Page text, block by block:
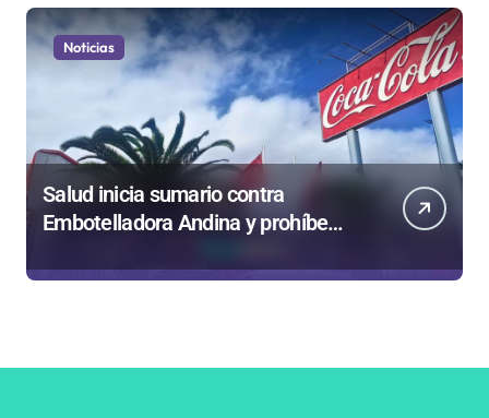
Noticias
Salud inicia sumario contra
Embotelladora Andina y prohíbe
laborales